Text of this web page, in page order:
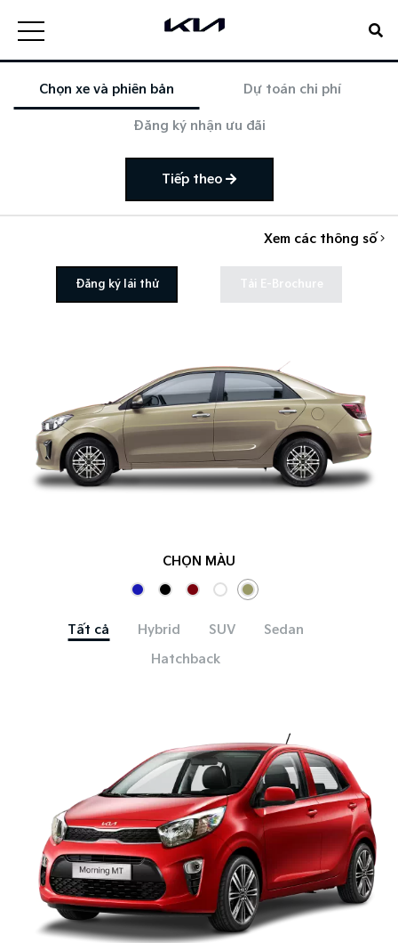
Chọn xe và phiên bản Dự toán chi phí
Đăng ký nhận ưu đãi
Tiếp theo
Xem các thông số
Đăng ký lái thử Tải E-Brochure
CHỌN MÀU
Tất cả Hybrid SUV
Sedan
Hatchback